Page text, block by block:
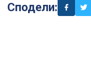
Сподели: